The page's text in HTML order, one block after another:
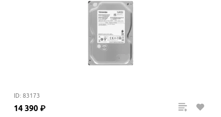
ID: 83173
14 390 ₽